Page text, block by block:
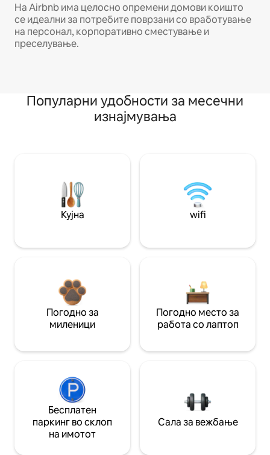
На Airbnb има целосно опремени домови коишто
се идеални за потребите поврзани со вработување
на персонал, корпоративно сместување и
преселување.
Популарни удобности за месечни
изнајмувања
Кујна wifi
Погодно за
миленици
Погодно место за
работа со лаптоп
Бесплатен
паркинг во склоп
на имотот
Сала за вежбање